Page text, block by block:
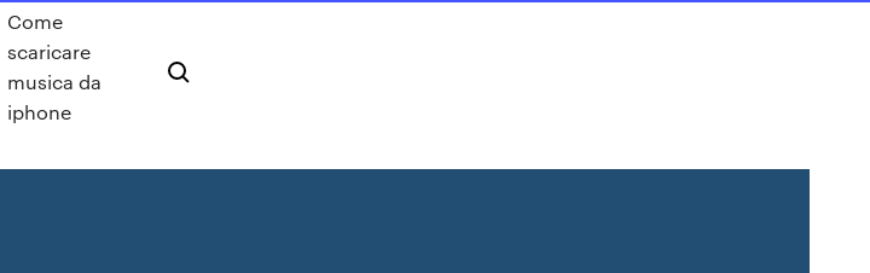
Come
scaricare
musica da
iphone